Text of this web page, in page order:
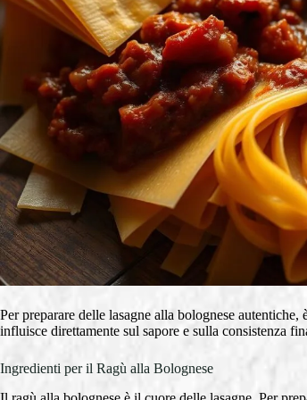
Per preparare delle lasagne alla bolognese
influisce direttamente sul sapore e sulla consistenza
Ingredienti per il Ragù alla Bolognese